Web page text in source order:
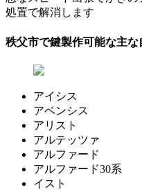
処置で解消します
秩父市で鍵製作可能な主な
アイシス
アベンシス
アリスト
アルテッツァ
アルファード
アルファード30系
イスト